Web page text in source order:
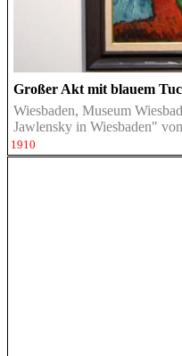
Großer Akt mit blauem
Wiesbaden, Museum
Jawlensky in Wiesbaden"
1910